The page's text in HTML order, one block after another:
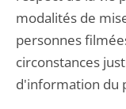
modalités de
personnes
circonstances
d'information du